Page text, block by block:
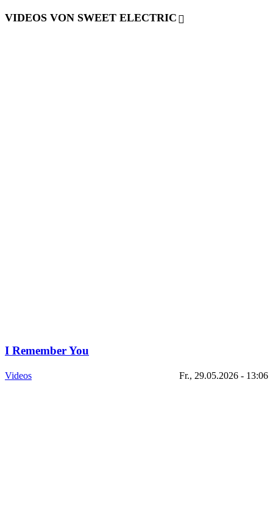
VIDEOS VON SWEET ELECTRIC
I Remember You
Videos Fr., 29.05.2026 - 13:06